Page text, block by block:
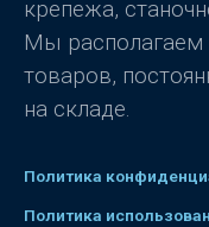
крепежа,
Мы
товаров,
на складе.
Политика
Политика